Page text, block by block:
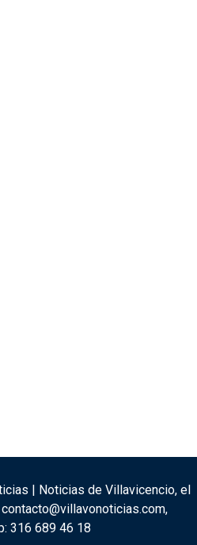
| Noticias de Villavicencio, el
316 689 46 18